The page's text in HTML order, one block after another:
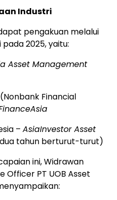
Industri
pengakuan melalui
2025, yaitu:
Asset Management
Financial
– AsiaInvestor Asset
tahun berturut-turut)
ini, Widrawan
Officer PT UOB Asset